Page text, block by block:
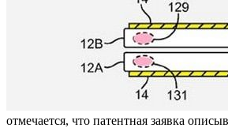
отмечается, что патентная заявка